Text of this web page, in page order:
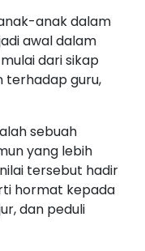
anak dalam
awal dalam
dari sikap
terhadap guru,
sebuah
yang lebih
tersebut hadir
hormat kepada
dan peduli